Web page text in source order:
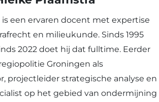
is een ervaren docent met expertise
en milieukunde. Sinds 1995
2022 doet hij dat fulltime. Eerder
Groningen als
projectleider strategische analyse en
op het gebied van ondermijning